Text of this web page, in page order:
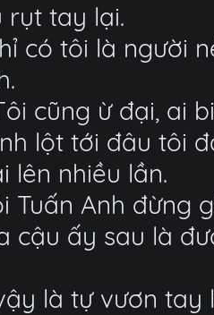
rụt tay lại.
có tôi là người
cũng ừ đại, ai
lột tới đâu tôi
lên nhiều lần.
Tuấn Anh đừng
cậu ấy sau là
là tự vươn tay